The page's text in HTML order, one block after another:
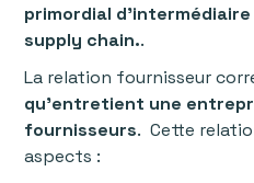
primordial
supply chain..
La relation fournisseur
qu’entretient une
fournisseurs. Cette
aspects :